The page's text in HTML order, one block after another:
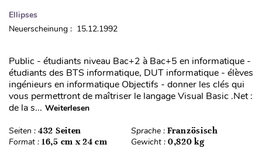
Ellipses
Neuerscheinung : 15.12.1992
Public - étudiants niveau Bac+2 à Bac+5 en informatique -
étudiants des BTS informatique, DUT informatique - élèves
ingénieurs en informatique Objectifs - donner les clés qui
vous permettront de maîtriser le langage Visual Basic .Net :
de la s... Weiterlesen
Seiten : 432 Seiten Sprache : Französisch
Format : 16,5 cm x 24 cm Gewicht : 0,820 kg